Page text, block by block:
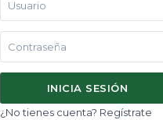
INICIA SESIÓN
¿No tienes cuenta? Regístrate